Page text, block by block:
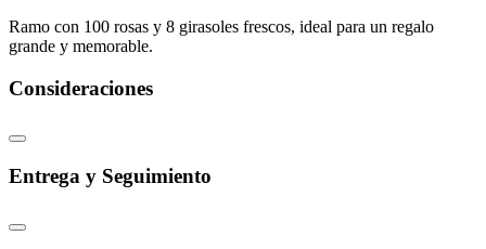
Ramo con 100 rosas y 8 girasoles frescos, ideal para un regalo
grande y memorable.
Consideraciones
Entrega y Seguimiento